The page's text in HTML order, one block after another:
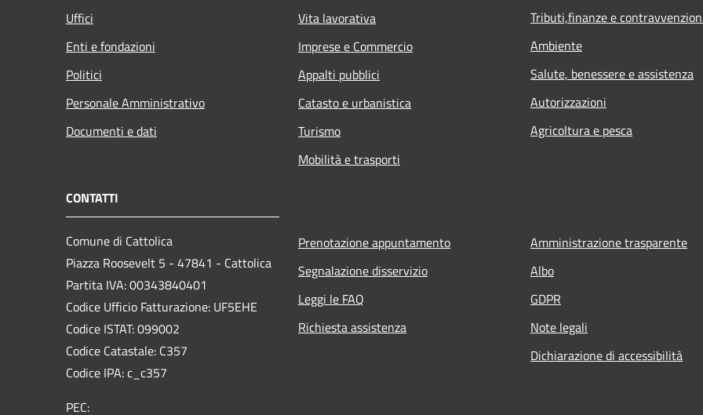
Uffici
Enti e fondazioni
Politici
Personale Amministrativo
Documenti e dati
Vita lavorativa
Imprese e Commercio
Appalti pubblici
Catasto e urbanistica
Turismo
Mobilità e trasporti
Tributi,finanze e
Ambiente
Salute, benessere e assistenza
Autorizzazioni
Agricoltura e pesca
CONTATTI
Comune di Cattolica
Piazza Roosevelt 5 - 47841 - Cattolica
Partita IVA: 00343840401
Codice Ufficio Fatturazione: UF5EHE
Codice ISTAT: 099002
Codice Catastale: C357
Codice IPA: c_c357
PEC:
Prenotazione appuntamento
Segnalazione disservizio
Leggi le FAQ
Richiesta assistenza
Amministrazione trasparente
Albo
GDPR
Note legali
Dichiarazione di accessibilità